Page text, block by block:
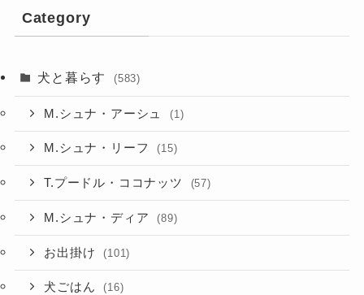
Category
犬と暮らす (583)
M.シュナ・アーシュ (1)
M.シュナ・リーフ (15)
T.プードル・ココナッツ (57)
M.シュナ・ディア (89)
お出掛け (101)
犬ごはん (16)